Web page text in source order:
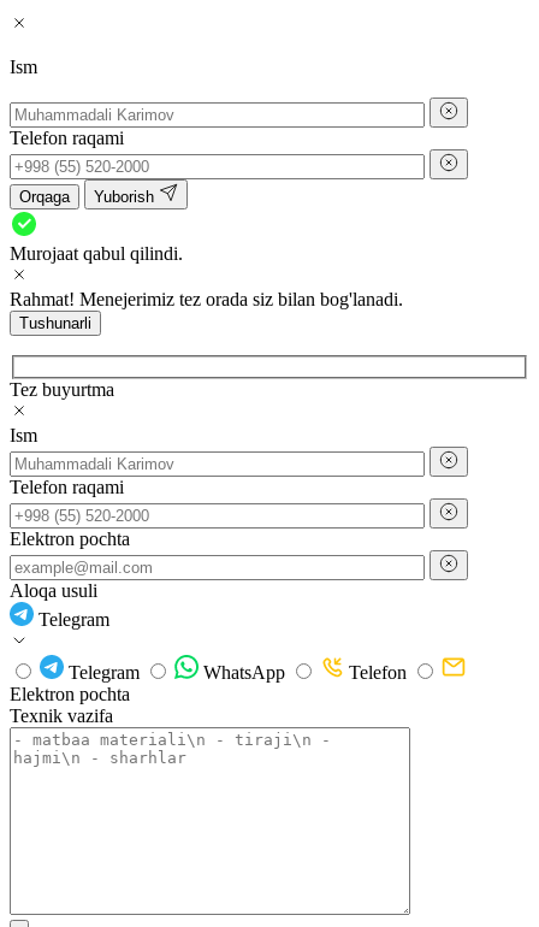
Ism
Telefon raqami
Orqaga Yuborish
Murojaat qabul qilindi.
Rahmat! Menejerimiz tez orada siz bilan bog'lanadi.
Tushunarli
Tez buyurtma
Ism
Telefon raqami
Elektron pochta
Aloqa usuli
Telegram
Telegram WhatsApp
Telefon
Elektron pochta
Texnik vazifa